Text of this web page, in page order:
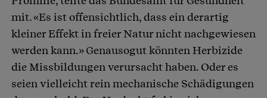
mit. «Es ist offensichtlich, dass ein derartig
kleiner Effekt in freier Natur nicht nachgewiesen
werden kann.» Genausogut könnten Herbizide
die Missbildungen verursacht haben. Oder es
seien vielleicht rein mechanische Schädigungen